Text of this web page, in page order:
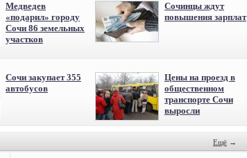
Медведев
«подарил» городу
Сочи 86 земельных
участков
Сочинцы ждут
повышения зарплат
Сочи закупает 355
автобусов
Цены на проезд в
общественном
транспорте Сочи
выросли
Ещё →